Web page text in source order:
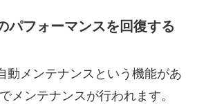
パフォーマンスを回復する
動メンテナンスという機能があ
メンテナンスが行われます。